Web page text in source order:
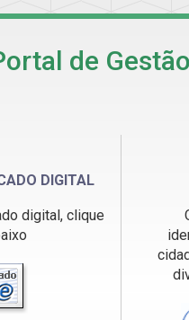
de
DIGITAL
digital, clique